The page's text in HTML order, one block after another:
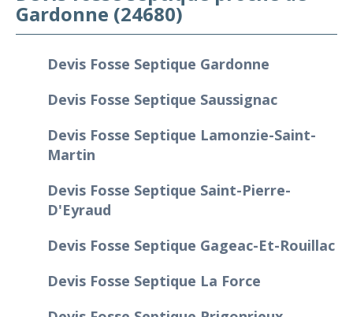
Gardonne (24680)
Devis Fosse Septique Gardonne
Devis Fosse Septique Saussignac
Devis Fosse Septique Lamonzie-Saint-
Martin
Devis Fosse Septique Saint-Pierre-
D'Eyraud
Devis Fosse Septique Gageac-Et-Rouillac
Devis Fosse Septique La Force